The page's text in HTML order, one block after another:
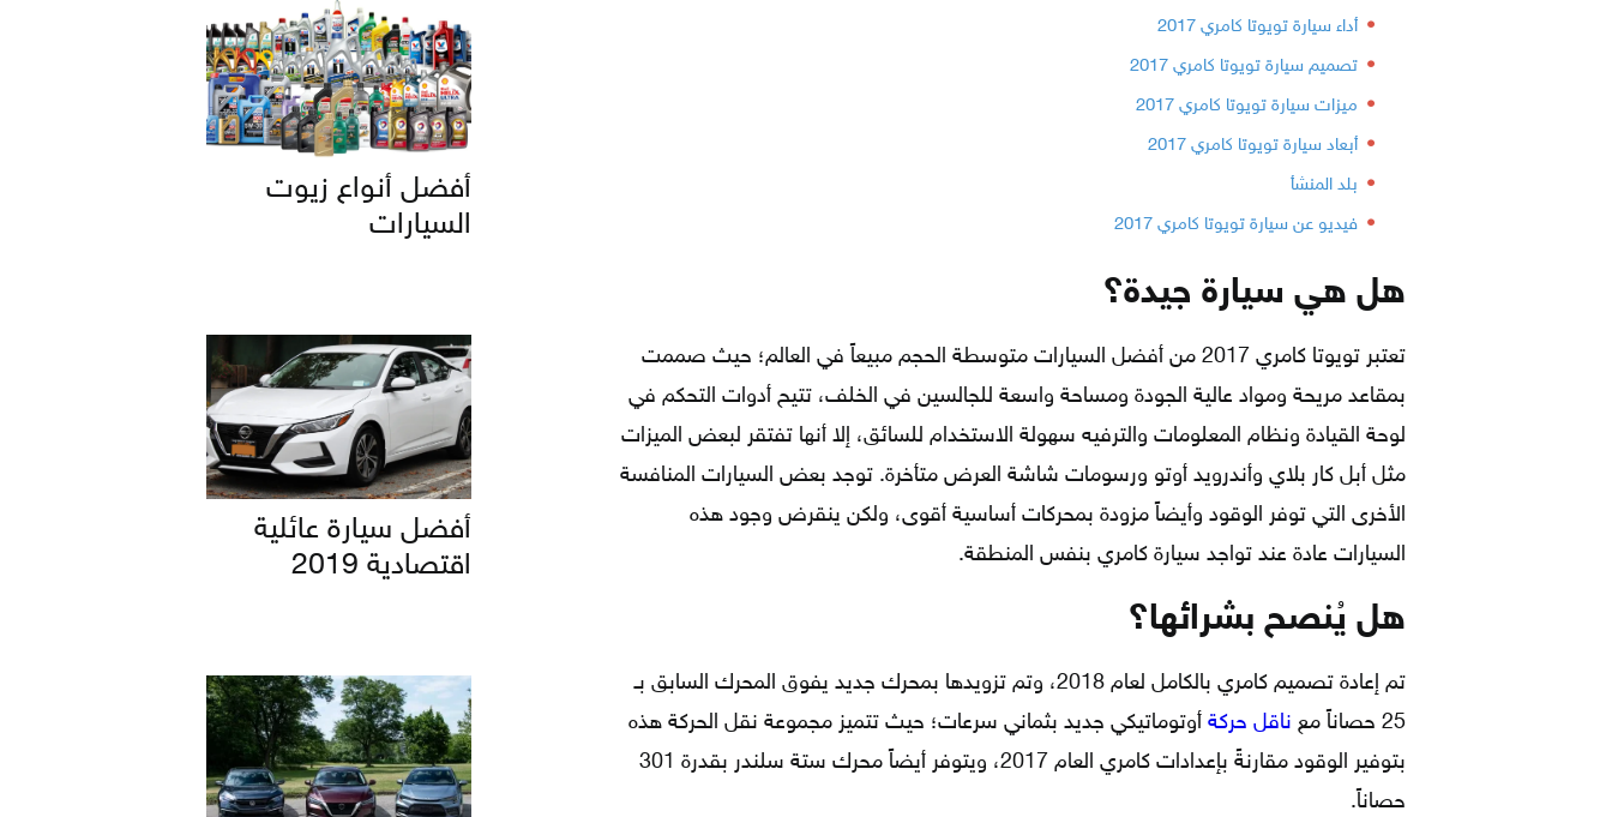
أداء سيارة تويوتا كامري 2017
تصميم سيارة تويوتا كامري 2017
ميزات سيارة تويوتا كامري 2017
أبعاد سيارة تويوتا كامري 2017
بلد المنشأ
فيديو عن سيارة تويوتا كامري 2017
هل هي سيارة جيدة؟
تعتبر تويوتا كامري 2017 من أفضل السيارات متوسطة الحجم مبيعاً في العالم؛ حيث صممت
بمقاعد مريحة ومواد عالية الجودة ومساحة واسعة للجالسين في الخلف، تتيح أدوات التحكم في
لوحة القيادة ونظام المعلومات والترفيه سهولة الاستخدام للسائق، إلا أنها تفتقر لبعض الميزات
مثل أبل كار بلاي وأندرويد أوتو ورسومات شاشة العرض متأخرة. توجد بعض السيارات المنافسة
الأخرى التي توفر الوقود وأيضاً مزودة بمحركات أساسية أقوى، ولكن ينقرض وجود هذه
السيارات عادة عند تواجد سيارة كامري بنفس المنطقة.
هل يُنصح بشرائها؟
تم إعادة تصميم كامري بالكامل لعام 2018، وتم تزويدها بمحرك جديد يفوق المحرك السابق بـ
25 حصاناً مع
ناقل حركة أوتوماتيكي جديد بثماني سرعات؛ حيث تتميز مجموعة نقل الحركة هذه
بتوفير الوقود مقارنةً بإعدادات كامري العام 2017، ويتوفر أيضاً محرك ستة سلندر بقدرة 301
حصاناً.
أفضل أنواع زيوت
السيارات
أفضل سيارة عائلية
اقتصادية 2019